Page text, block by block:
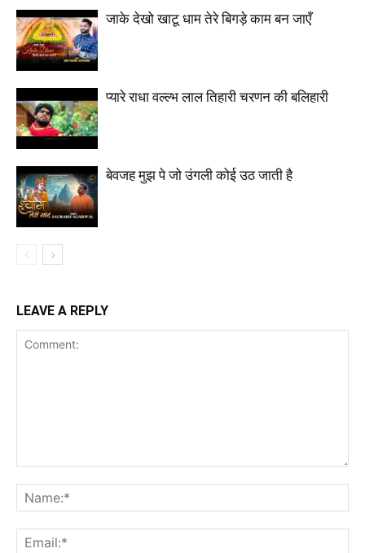
जाके देखो खाटू धाम तेरे बिगड़े काम बन जाएँ
प्यारे राधा वल्ल्भ लाल तिहारी चरणन की बलिहारी
बेवजह मुझ पे जो उंगली कोई उठ जाती है
LEAVE A REPLY